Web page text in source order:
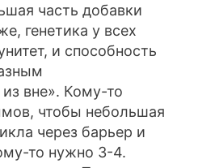
часть добавки
генетика у всех
и способность
вне». Кому-то
чтобы небольшая
через барьер и
то нужно 3-4.